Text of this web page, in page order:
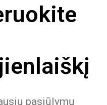
pasiūlymų